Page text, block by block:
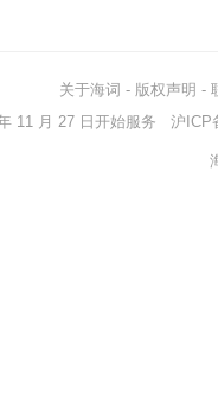
关于海词 - 版权声明 -
11 月 27 日开始服务 沪ICP